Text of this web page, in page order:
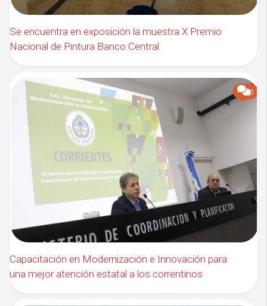
Se encuentra en exposición la muestra X Premio
Nacional de Pintura Banco Central
0
Capacitación en Modernización e Innovación para
una mejor atención estatal a los correntinos